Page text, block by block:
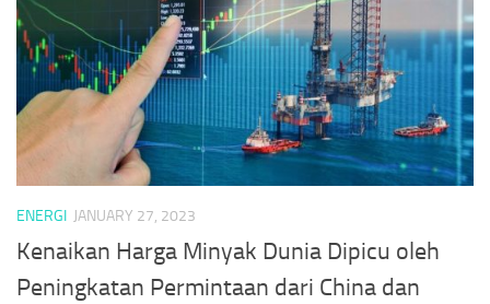
ENERGI JANUARY 27, 2023
Kenaikan Harga Minyak Dunia Dipicu oleh
Peningkatan Permintaan dari China dan